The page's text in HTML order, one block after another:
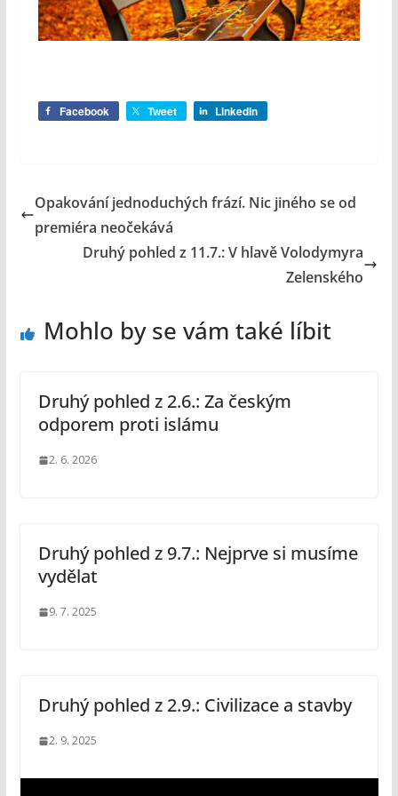
Facebook Tweet LinkedIn
Opakování jednoduchých frází. Nic jiného se od
premiéra neočekává
Druhý pohled z 11.7.: V hlavě Volodymyra
Zelenského
Mohlo by se vám také líbit
Druhý pohled z 2.6.: Za českým
odporem proti islámu
2. 6. 2026
Druhý pohled z 9.7.: Nejprve si musíme
vydělat
9. 7. 2025
Druhý pohled z 2.9.: Civilizace a stavby
2. 9. 2025